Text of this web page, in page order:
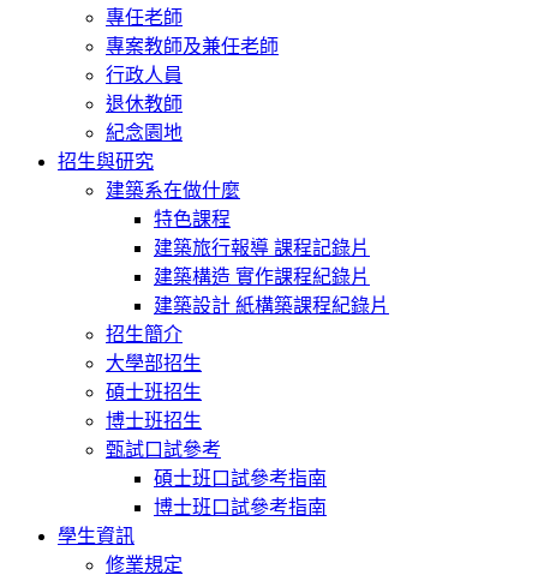
專任老師
專案教師及兼任老師
行政人員
退休教師
紀念園地
招生與研究
建築系在做什麼
特色課程
建築旅行報導 課程記錄片
建築構造 實作課程紀錄片
建築設計 紙構築課程紀錄片
招生簡介
大學部招生
碩士班招生
博士班招生
甄試口試參考
碩士班口試參考指南
博士班口試參考指南
學生資訊
修業規定